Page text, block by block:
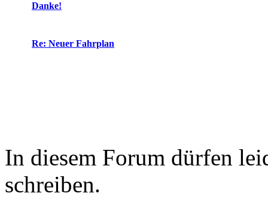
Danke!
Re: Neuer Fahrplan
In diesem Forum dürfen
schreiben.